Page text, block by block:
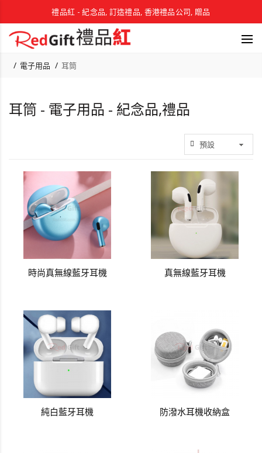
禮品紅 - 紀念品, 訂造禮品, 香港禮品公司, 贈品
電子用品 耳筒
耳筒 - 電子用品 - 紀念品,禮品
時尚真無線藍牙耳機 真無線藍牙耳機
純白藍牙耳機 防潑水耳機收納盒